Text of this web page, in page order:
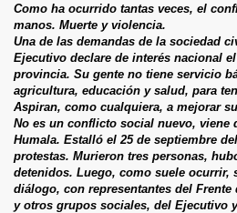
Como ha ocurrido tantas veces, el
manos. Muerte y violencia.
Una de las demandas de la sociedad
Ejecutivo declare de interés nacional
provincia. Su gente no tiene servicio
agricultura, educación y salud, para
Aspiran, como cualquiera, a mejorar
No es un conflicto social nuevo, viene
Humala. Estalló el 25 de septiembre
protestas. Murieron tres personas,
detenidos. Luego, como suele ocurrir,
diálogo, con representantes del Frente
y otros grupos sociales, del Ejecutivo